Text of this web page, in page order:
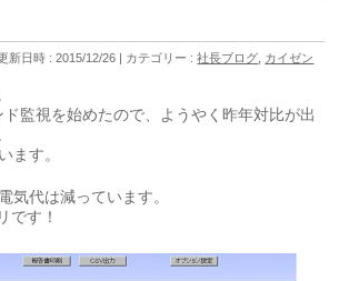
新日時 : 2015/12/26 カテゴリー :社長ブログ カイゼン
監視を始めたので、ようやく昨年対比が出
ます。
気代は減っています。
です！